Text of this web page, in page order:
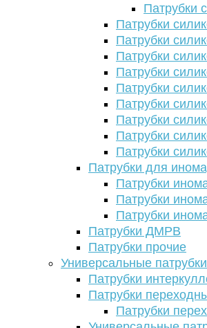
Патрубки
Патрубки
Патрубки
Патрубки
Патрубки
Патрубки
Патрубки
Патрубки
Патрубки
Патрубки
Патрубки для
Патрубки
Патрубки
Патрубки
Патрубки ДМРВ
Патрубки прочие
Универсальные
Патрубки
Патрубки
Патрубки